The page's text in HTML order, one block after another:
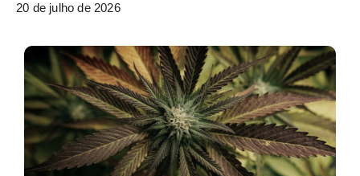
20 de julho de 2026